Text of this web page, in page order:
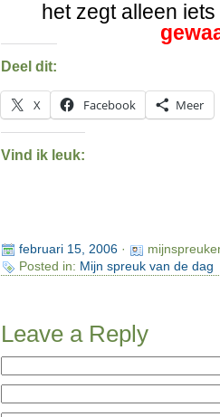
het zegt alleen
Deel dit:
X Facebook Meer
Vind ik leuk:
februari 15, 2006·
Posted in: Mijn spreuk van de dag
Leave a Reply